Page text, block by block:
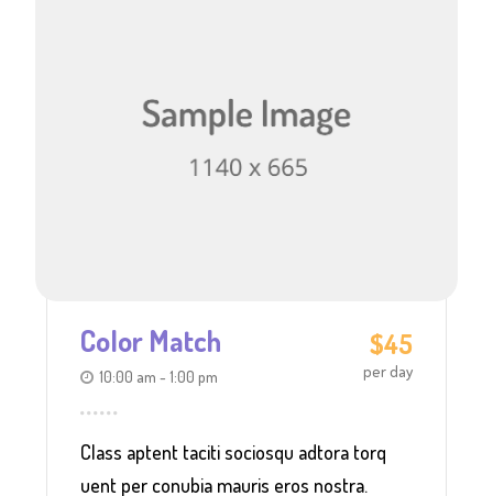
$45
per day
Color Match
10:00 am - 1:00 pm
Class aptent taciti sociosqu adtora torq
uent per conubia mauris eros nostra.